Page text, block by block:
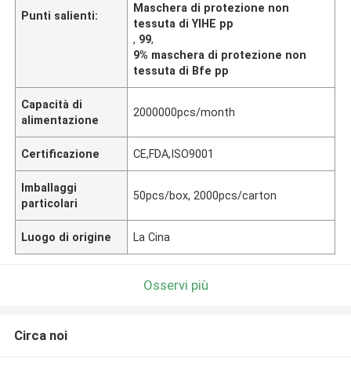
Punti salienti:
Maschera di protezione non
tessuta di YIHE pp
, 99,
9% maschera di protezione non
tessuta di Bfe pp
Capacità di
alimentazione
2000000pcs/month
Certificazione CE,FDA,ISO9001
Imballaggi
particolari
50pcs/box, 2000pcs/carton
Luogo di origine La Cina
Osservi più
Circa noi